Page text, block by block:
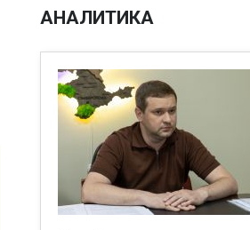
АНАЛИТИКА